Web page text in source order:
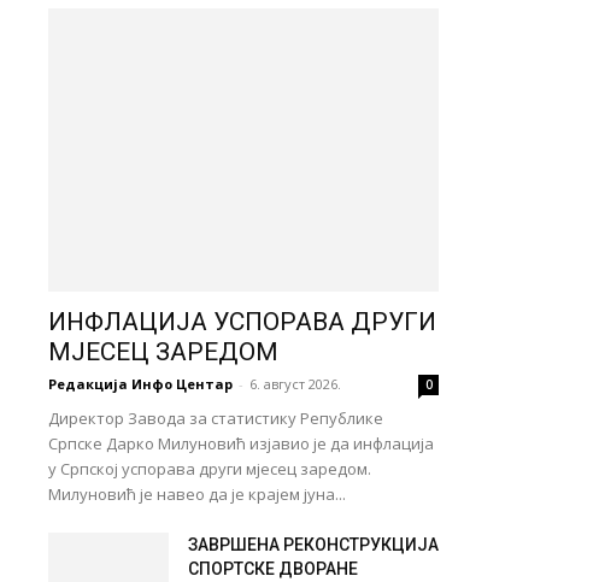
ИНФЛАЦИЈА УСПОРАВА ДРУГИ
МЈЕСЕЦ ЗАРЕДОМ
Редакција Инфо Центар - 6. август 2026. 0
Директор Завода за статистику Републике
Српске Дарко Милуновић изјавио је да инфлација
у Српској успорава други мјесец заредом.
Милуновић је навео да је крајем јуна...
ЗАВРШЕНА РЕКОНСТРУКЦИЈА
СПОРТСКЕ ДВОРАНЕ